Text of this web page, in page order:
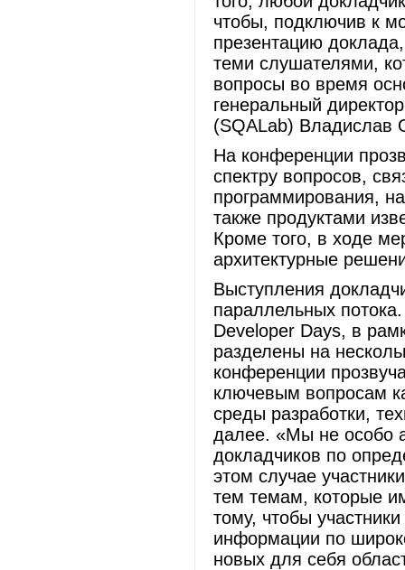
чтобы, подключив к
презентацию
теми слушателями,
вопросы во время
генеральный
(SQALab)
На конференции
спектру вопросов,
программирования,
также продуктами
Кроме того, в ходе
архитектурные
Выступления
параллельных
Developer Days, в
разделены на
конференции
ключевым вопросам
среды разработки,
далее. «Мы не особо
докладчиков по
этом случае
тем темам, которые
тому, чтобы
информации по
новых для себя